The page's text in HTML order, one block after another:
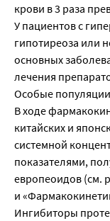
крови в 3 раза
У пациентов с
гипотиреоза или
основных
лечения
Особые
В ходе
китайских и
системной
показателями,
европеоидов (см.
и
Ингибиторы